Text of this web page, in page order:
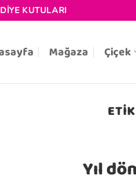
KUTULARI
Mağaza Çiçek
Yıl